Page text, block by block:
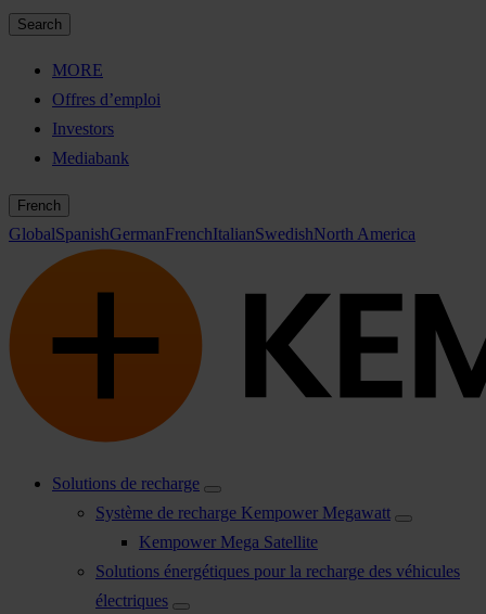
Search
MORE
Offres d’emploi
Investors
Mediabank
French
GlobalSpanishGermanFrenchItalianSwedishNorth America
Solutions de recharge
Système de recharge Kempower Megawatt
Kempower Mega Satellite
Solutions énergétiques pour la recharge des véhicules
électriques